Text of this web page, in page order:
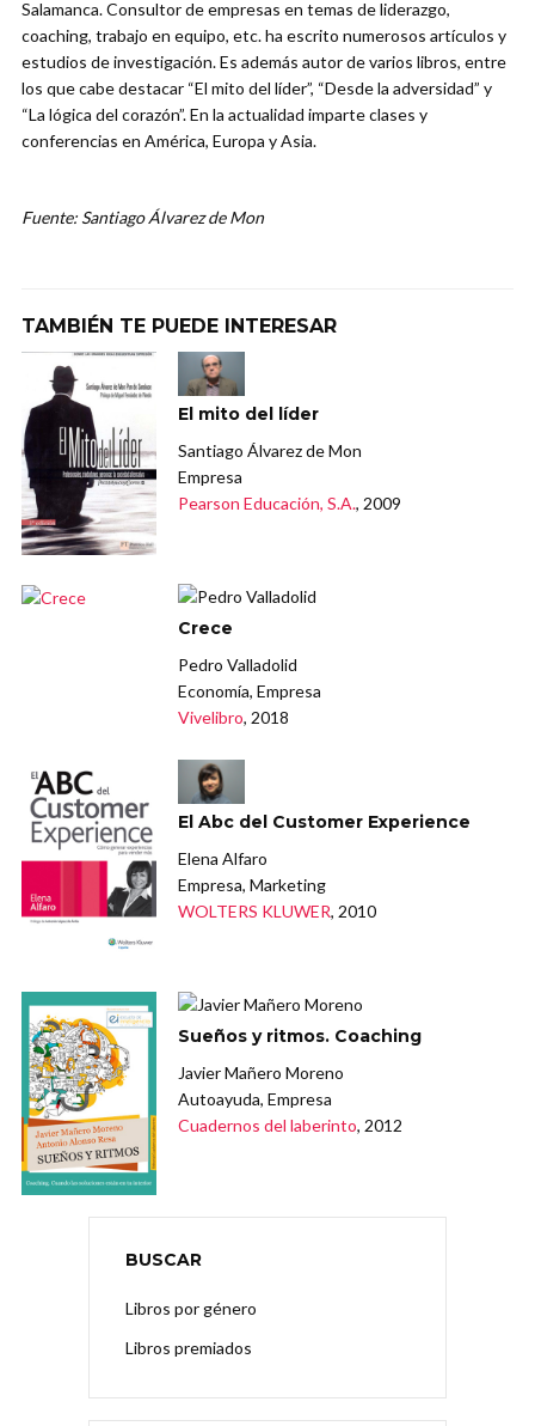
Salamanca. Consultor de empresas en temas de liderazgo,
coaching, trabajo en equipo, etc. ha escrito numerosos artículos y
estudios de investigación. Es además autor de varios libros, entre
los que cabe destacar “El mito del líder”, “Desde la adversidad” y
“La lógica del corazón”. En la actualidad imparte clases y
conferencias en América, Europa y Asia.
Fuente: Santiago Álvarez de Mon
TAMBIÉN TE PUEDE INTERESAR
El mito del líder
Santiago Álvarez de Mon
Empresa
Pearson Educación, S.A., 2009
Crece
Pedro Valladolid
Economía, Empresa
Vivelibro, 2018
El Abc del Customer Experience
Elena Alfaro
Empresa, Marketing
WOLTERS KLUWER, 2010
Sueños y ritmos. Coaching
Javier Mañero Moreno
Autoayuda, Empresa
Cuadernos del laberinto, 2012
BUSCAR
Libros por género
Libros premiados